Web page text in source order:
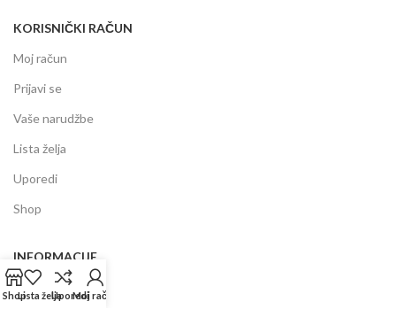
KORISNIČKI RAČUN
Moj račun
Prijavi se
Vaše narudžbe
Lista želja
Uporedi
Shop
INFORMACIJE
Prodajni centar
ShopLista željaUporediMoj račun